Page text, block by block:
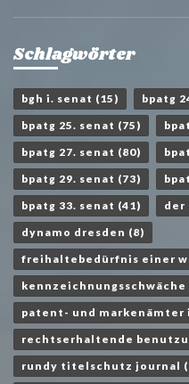
Schlagwörter
bgh i. senat (15) bpatg
bpatg 25. senat (75)
bpatg 27. senat (80)
bpatg 29. senat (73)
bpatg 33. senat (41) der
dynamo dresden (8)
freihaltebedürfnis einer
kennzeichnungsschwäche
patent- und
rechtserhaltende
rundy titelschutz journal